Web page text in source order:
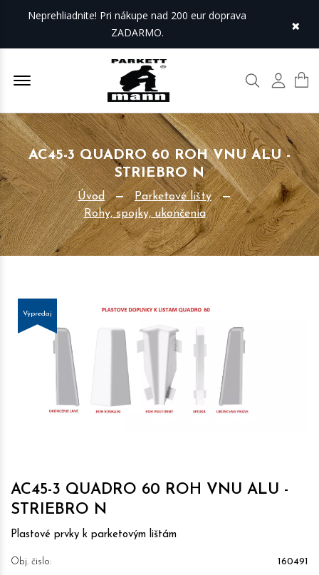
Neprehliadnite! Pri nákupe nad 200 eur doprava
ZADARMO.
×
Offcanvas Menu Open Hľadať Môj
AC45-3 QUADRO 60 ROH VNU ALU -
STRIEBRO N
Úvod
Parketové lišty
Rohy, spojky, ukončenia
Výpredaj
AC45-3 QUADRO 60 ROH VNU ALU -
STRIEBRO N
Plastové prvky k parketovým lištám
Obj. čislo: 160491